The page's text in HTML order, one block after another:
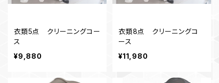
衣類5点 クリーニングコー
ス
¥9,880
衣類8点 クリーニングコ
ース
¥11,980